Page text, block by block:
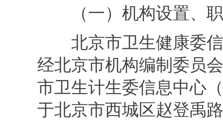
（一）机构设置、
北京市卫生健康委
经北京市机构编制委员
市卫生计生委信息中心
于北京市西城区赵登禹